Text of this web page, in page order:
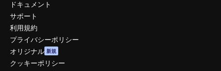
ドキュメント
サポート
利用規約
プライバシーポリシー
オリジナル 新規
クッキーポリシー